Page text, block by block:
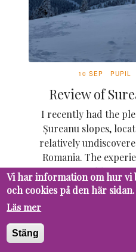
10 SEP PUPIL
Review of
I recently had the
Șureanu slopes,
relatively
Romania. The
and here
Vi har information om hur
och cookies på den här sidan.
Läs mer
Stäng